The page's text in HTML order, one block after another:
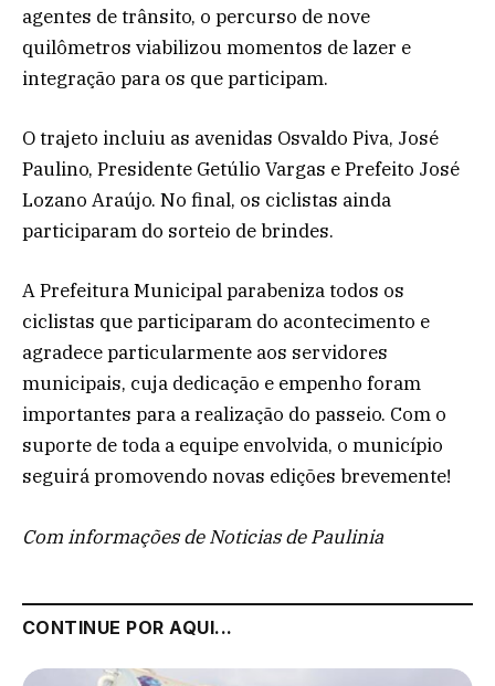
agentes de trânsito, o percurso de nove
quilômetros viabilizou momentos de lazer e
integração para os que participam.
O trajeto incluiu as avenidas Osvaldo Piva, José
Paulino, Presidente Getúlio Vargas e Prefeito José
Lozano Araújo. No final, os ciclistas ainda
participaram do sorteio de brindes.
A Prefeitura Municipal parabeniza todos os
ciclistas que participaram do acontecimento e
agradece particularmente aos servidores
municipais, cuja dedicação e empenho foram
importantes para a realização do passeio. Com o
suporte de toda a equipe envolvida, o município
seguirá promovendo novas edições brevemente!
Com informações de Noticias de Paulinia
CONTINUE POR AQUI...